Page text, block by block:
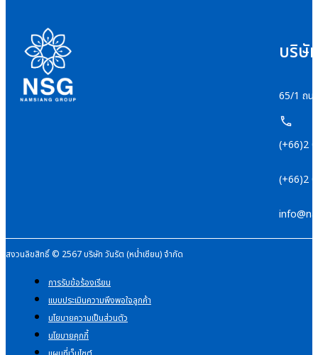
บริษั
65/1 ถน
(+66)2
(+66)2
สงวนลิขสิทธิ์ © 2567 บริษัท วันรัต (หน่ำเซียน) จำกัด
การรับข้อร้องเรียน
แบบประเมินความพึงพอใจลูกค้า
นโยบายความเป็นส่วนตัว
นโยบายคุกกี้